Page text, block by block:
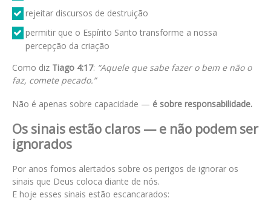
rejeitar discursos de destruição
permitir que o Espírito Santo transforme a nossa
percepção da criação
Como diz Tiago 4:17: “Aquele que sabe fazer o bem e não o
faz, comete pecado.”
Não é apenas sobre capacidade — é sobre responsabilidade.
Os sinais estão claros — e não podem ser
ignorados
Por anos fomos alertados sobre os perigos de ignorar os
sinais que Deus coloca diante de nós.
E hoje esses sinais estão escancarados: